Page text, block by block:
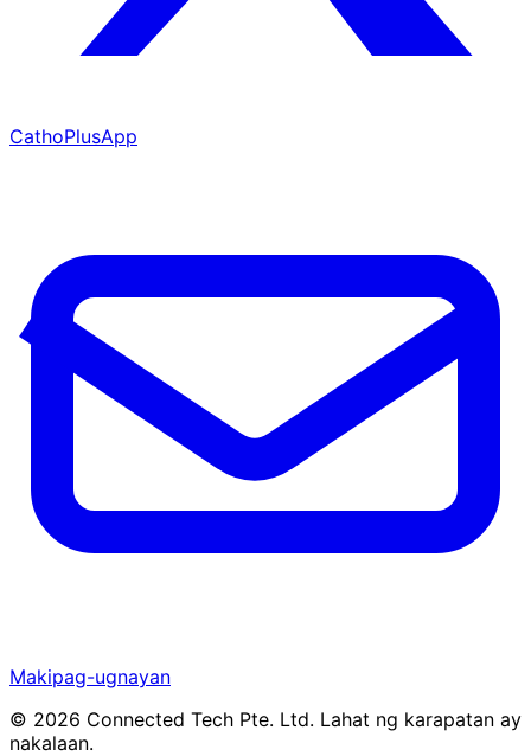
CathoPlusApp
Makipag-ugnayan
© 2026 Connected Tech Pte. Ltd. Lahat ng karapatan ay
nakalaan.